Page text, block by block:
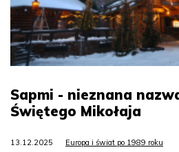
Sapmi - nieznana
Świętego Mikołaja
13.12.2025 Europa i świat po 1989 roku